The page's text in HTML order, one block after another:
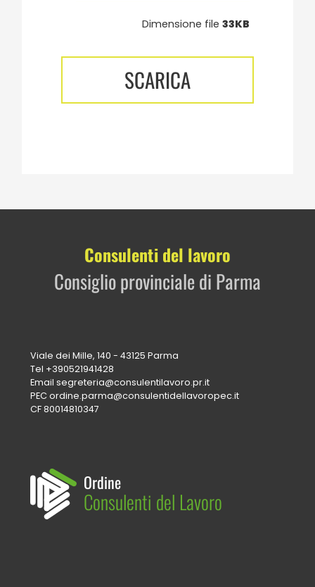
Dimensione file 33KB
SCARICA
Consulenti del lavoro
Consiglio provinciale di Parma
Viale dei Mille, 140 - 43125 Parma
Tel +390521941428
Emailsegreteria@consulentilavoro.pr.it
PECordine.parma@consulentidellavoropec.it
CF 80014810347
Ordine
Consulenti del Lavoro